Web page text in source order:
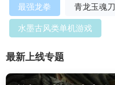
最强龙拳
青龙玉魂刀
水墨古风类单机游戏
最新上线专题